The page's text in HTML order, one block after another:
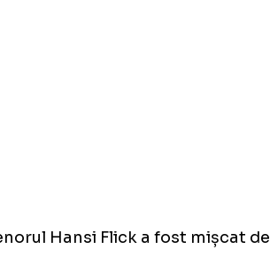
Hansi Flick a fost mișcat